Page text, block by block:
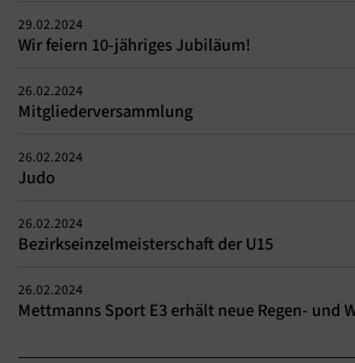
29.02.2024
Wir feiern 10-jähriges Jubiläum!
26.02.2024
Mitgliederversammlung
26.02.2024
Judo
26.02.2024
Bezirkseinzelmeisterschaft der U15
26.02.2024
Mettmanns Sport E3 erhält neue Regen- und